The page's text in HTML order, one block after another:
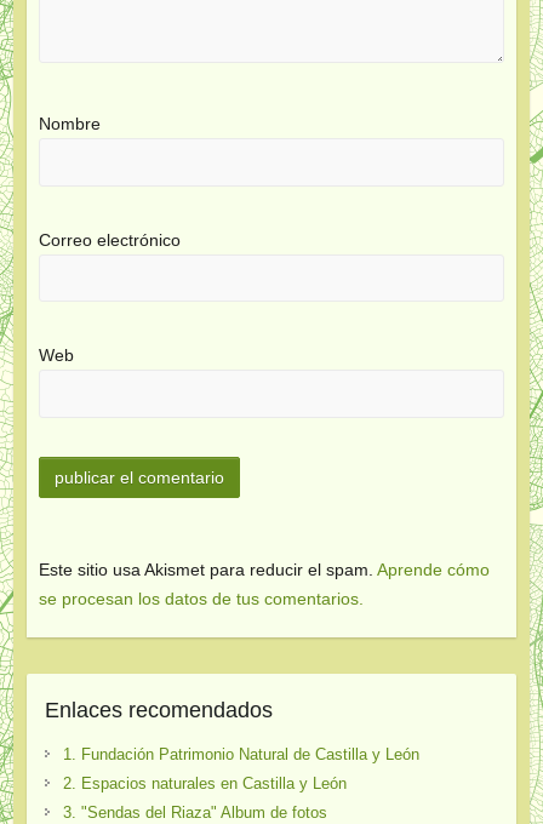
Nombre
Correo electrónico
Web
Este sitio usa Akismet para reducir el spam. Aprende cómo
se procesan los datos de tus comentarios.
Enlaces recomendados
1. Fundación Patrimonio Natural de Castilla y León
2. Espacios naturales en Castilla y León
3. "Sendas del Riaza" Album de fotos